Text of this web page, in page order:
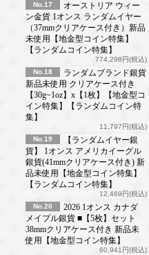
No.17
オーストリア ウィー
ン金貨 1オンス ランダムイヤー
（37mmクリアケース付き）新品
未使用【地金型コイン特集】
【ランダムコイン特集】
774,298円(税込)
No.18
ランダムブランド銀貨
新品未使用 クリアケース付き
【30g~1oz】x【1枚】【地金型コ
イン特集】【ランダムコイン特
集】
11,797円(税込)
No.19
【ランダムイヤー銀
貨】 1オンス アメリカイーグル
銀貨(41mmクリアケース付き) 新
品未使用【地金型コイン特集】
【ランダムコイン特集】
12,469円(税込)
No.20
2026 1オンス カナダ
メイプル銀貨 ■【5枚】セット
38mmクリアケース付き 新品未
使用【地金型コイン特集】
60,941円(税込)